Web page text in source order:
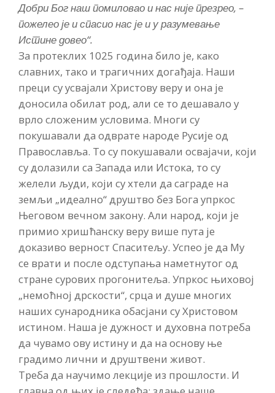
Добри Бог наш помиловао и нас није презрео, –
пожелео је и спасио нас је и у разумевање
Истине довео“.
За протеклих 1025 година било је, како
славних, тако и трагичних догађаја. Наши
преци су усвајали Христову веру и она је
доносила обилат род, али се то дешавало у
врло сложеним условима. Многи су
покушавали да одврате народе Русије од
Православља. То су покушавали освајачи, који
су долазили са Запада или Истока, то су
желели људи, који су хтели да саграде на
земљи „идеално“ друштво без Бога упркос
Његовом вечном закону. Али народ, који је
примио хришћанску веру више пута је
доказиво верност Спаситељу. Успео је да Му
се врати и после одступања наметнутог од
стране сурових прогонитеља. Упркос њиховој
„немоћној дрскости“, срца и душе многих
наших сународника обасјани су Христовом
истином. Наша је дужност и духовна потреба
да чувамо ову истину и да на основу ње
градимо лични и друштвени живот.
Треба да научимо лекције из прошлости. И